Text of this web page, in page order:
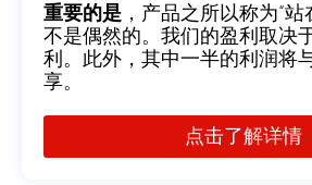
重要的是 ，产品之所以称为“站
不是偶然的。我们的盈利取决
利。此外，其中一半的利润将
享。
点击了解详情